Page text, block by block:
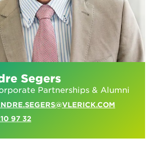
Segers
Partnerships & Alumni
97 32